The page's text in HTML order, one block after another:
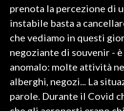
GOSSIP
SALUTE
SARDEGNA TURISMO
SARDI NEL MONDO
NOTIZIE
prenota la percezione di
instabile basta a
che vediamo in questi
negoziante di souvenir -
anomalo: molte attività
alberghi, negozi... La
parole. Durante il Covid